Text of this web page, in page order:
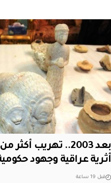
أثرية عراقية وجهود
قبل 19 ساعة